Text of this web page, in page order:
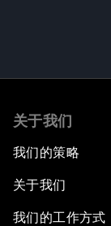
关于我们
我们的策略
关于我们
我们的工作方式